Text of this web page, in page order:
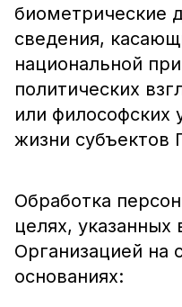
биометрические
сведения,
национальной
политических
или философских
жизни субъектов
Обработка
целях,
Организацией на
основаниях: